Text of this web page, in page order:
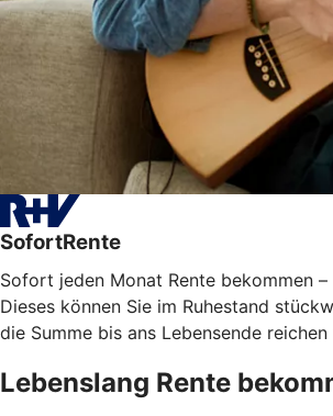
SofortRente
Sofort jeden Monat Rente bekommen
Dieses können Sie im Ruhestand
die Summe bis ans Lebensende
Lebenslang Rente